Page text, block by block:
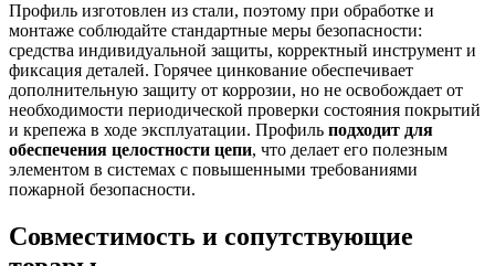
Профиль изготовлен из стали, поэтому при обработке и
монтаже соблюдайте стандартные меры безопасности:
средства индивидуальной защиты, корректный инструмент и
фиксация деталей. Горячее цинкование обеспечивает
дополнительную защиту от коррозии, но не освобождает от
необходимости периодической проверки состояния покрытий
и крепежа в ходе эксплуатации. Профиль подходит для
обеспечения целостности цепи, что делает его полезным
элементом в системах с повышенными требованиями
пожарной безопасности.
Совместимость и сопутствующие